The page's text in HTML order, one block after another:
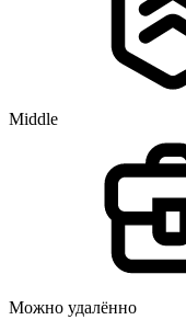
Middle
Можно удалённо